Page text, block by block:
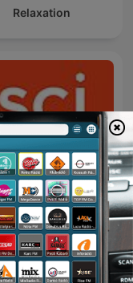
Relaxation
Science Friday